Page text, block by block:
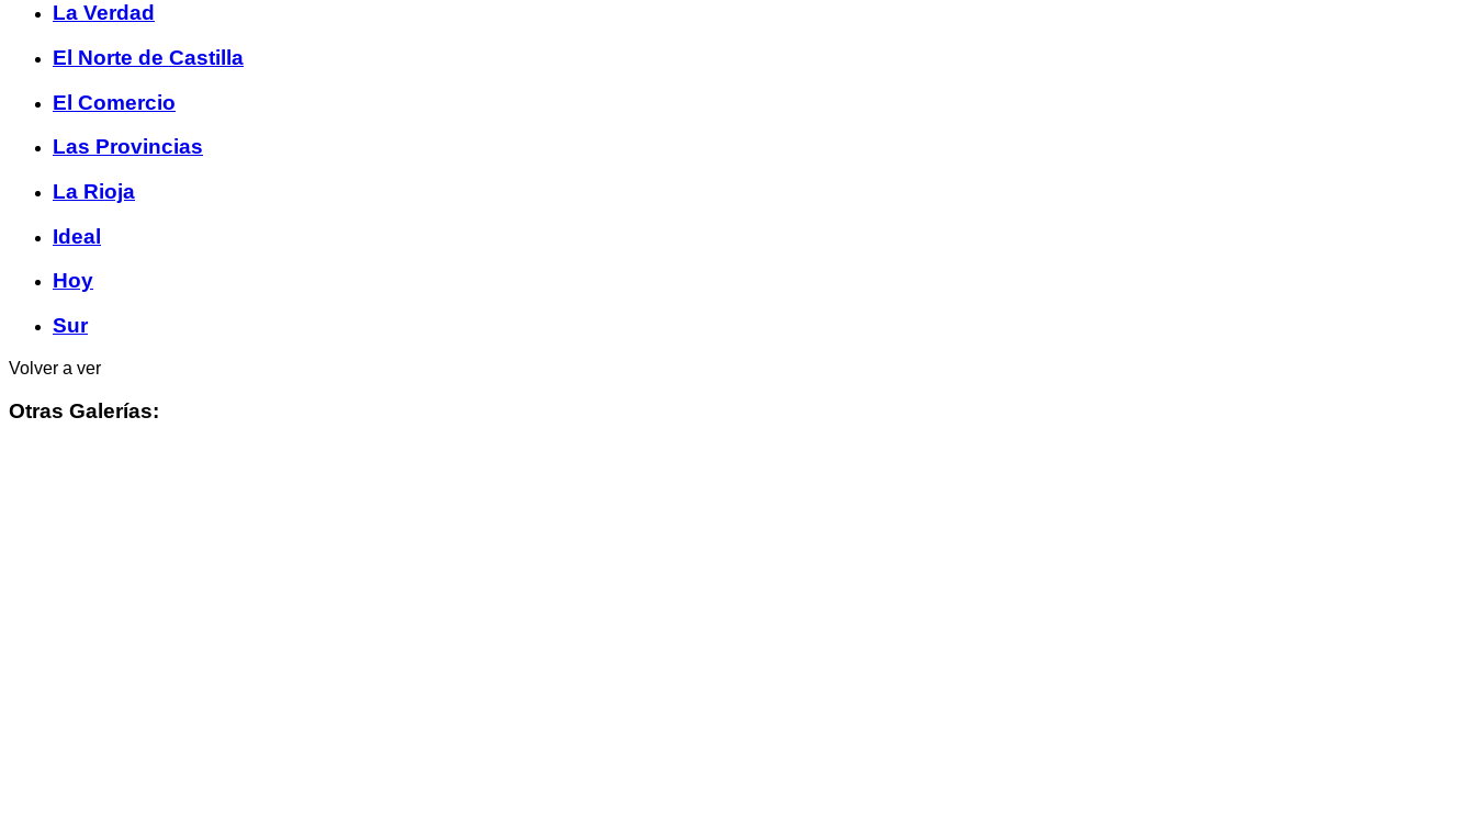
La Verdad
El Norte de Castilla
El Comercio
Las Provincias
La Rioja
Ideal
Hoy
Sur
Volver a ver
Otras Galerías: